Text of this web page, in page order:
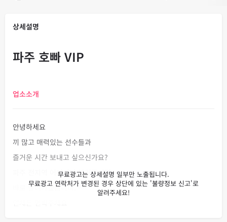
상세설명
파주 호빠 VIP
업소소개
안녕하세요
끼 많고 매력있는 선수들과
즐거운 시간 보내고 싶으신가요?
파주 전지역 어디서나 불러주시면
바로 달려가겠습니다. ^^